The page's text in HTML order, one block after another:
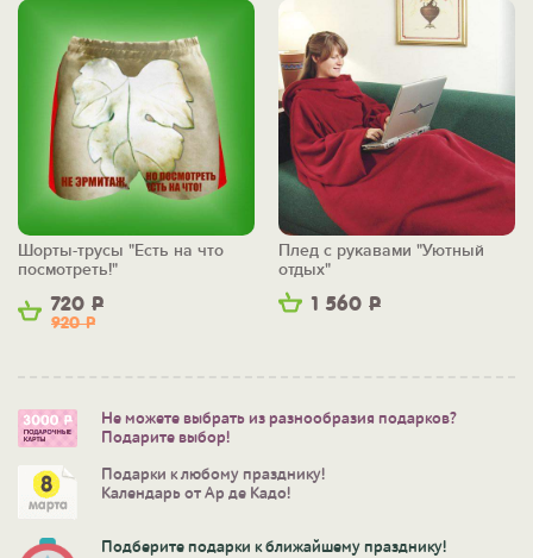
720 Р
920Р
Шорты-трусы "Есть на что
посмотреть!"
1 560 Р
Плед с рукавами "Уютный
отдых"
Не можете выбрать из разнообразия подарков?
Подарите выбор!
Подарки к любому празднику!
Календарь от Ар де Кадо!
Подберите подарки к ближайшему празднику!